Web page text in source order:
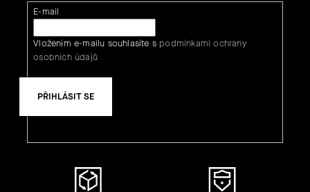
E-mail
Vložením e-mailu souhlasíte s podmínkami ochrany
osobních údajů
PŘIHLÁSIT SE